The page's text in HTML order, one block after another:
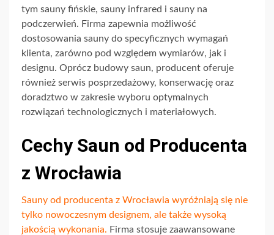
tym sauny fińskie, sauny infrared i sauny na
podczerwień. Firma zapewnia możliwość
dostosowania sauny do specyficznych wymagań
klienta, zarówno pod względem wymiarów, jak i
designu. Oprócz budowy saun, producent oferuje
również serwis posprzedażowy, konserwację oraz
doradztwo w zakresie wyboru optymalnych
rozwiązań technologicznych i materiałowych.
Cechy Saun od Producenta
z Wrocławia
Sauny od producenta z Wrocławia wyróżniają się nie
tylko nowoczesnym designem, ale także wysoką
jakością wykonania. Firma stosuje zaawansowane